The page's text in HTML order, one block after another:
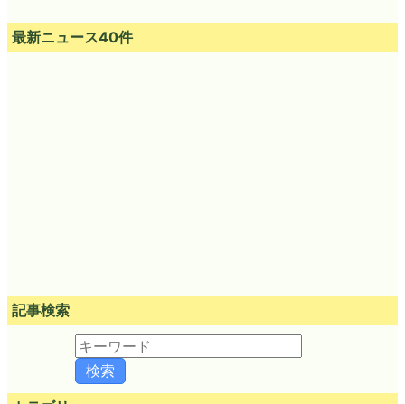
最新ニュース40件
記事検索